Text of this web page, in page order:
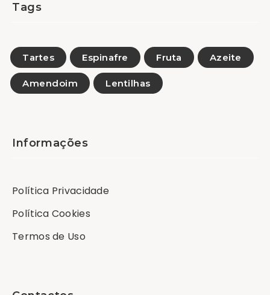
Tags
Tartes Espinafre Fruta Azeite
Amendoim Lentilhas
Informações
Política Privacidade
Política Cookies
Termos de Uso